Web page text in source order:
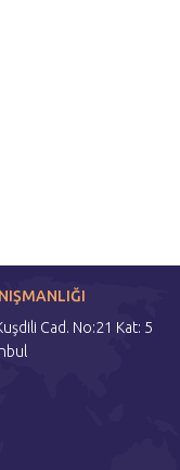
Kuşdili Cad. No:21 Kat: 5